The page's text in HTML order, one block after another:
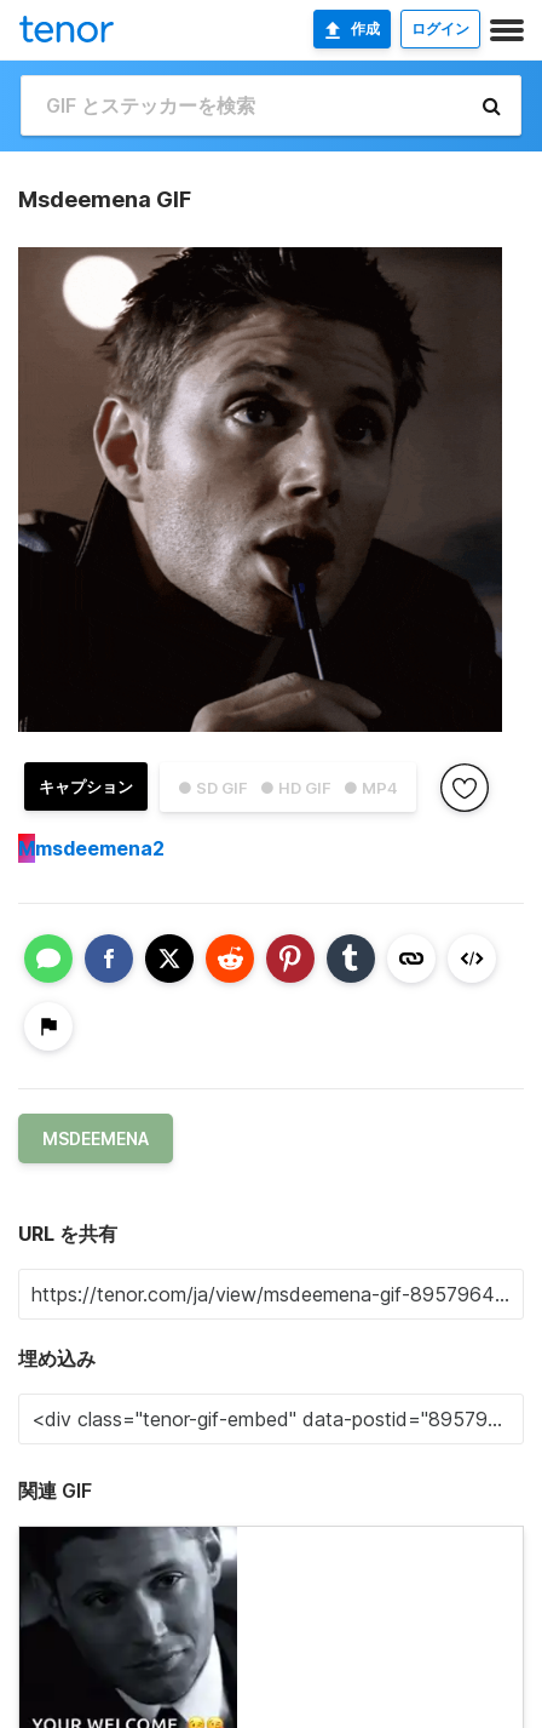
作成 ログイン
Msdeemena GIF
● SD GIF ● HD GIF ● MP4
キャプション
Mmsdeemena2
MSDEEMENA
URL を共有
埋め込み
関連 GIF